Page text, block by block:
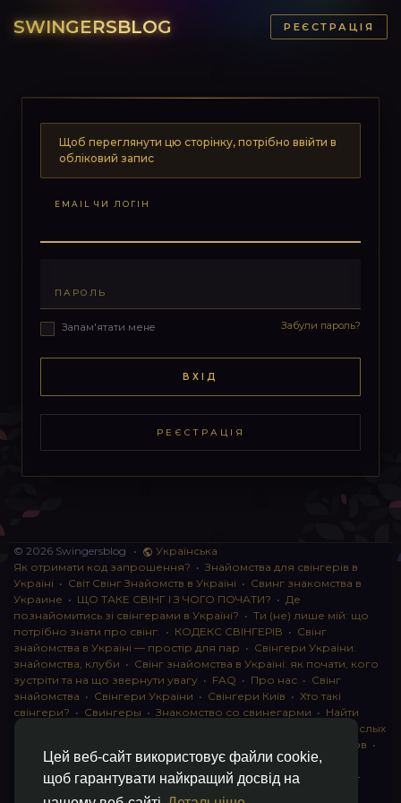
Цей веб-сайт використовує файли cookie,
щоб гарантувати найкращий досвід на
SWINGERSBLOG РЕЄСТРАЦІЯ
Щоб переглянути цю сторінку, потрібно ввійти в
обліковий запис
EMAIL ЧИ ЛОГІН
ПАРОЛЬ
Запам'ятати мене Забули пароль?
ВХІД
РЕЄСТРАЦІЯ
© 2026 Swingersblog •
Українська
Як отримати код запрошення? • Знайомства для свінгерів в
Україні • Світ Свінг Знайомств в Україні • Свинг знакомства в
Украине • ЩО ТАКЕ СВІНГ І З ЧОГО ПОЧАТИ? • Де
познайомитись зі свінгерами в Україні? • Ти (не) лише мій: що
потрібно знати про свінг. • КОДЕКС СВІНГЕРІВ • Свінг
знайомства в Україні — простір для пар • Свінгери України:
знайомства, клуби • Свінг знайомства в Україні: як почати, кого
зустріти та на що звернути увагу • FAQ • Про нас • Свінг
знайомства • Свінгери України • Свінгери Київ • Хто такі
свінгери? • Свингеры • Знакомство со свинегарми • Найти
instagram для взрослых
Клуб свингеров •
Конфіденційність• Правила• Партнерська програма
Свингеры •Свинг-пати•О свингерах откровенно
Свинг-
клуб: что это и как работает